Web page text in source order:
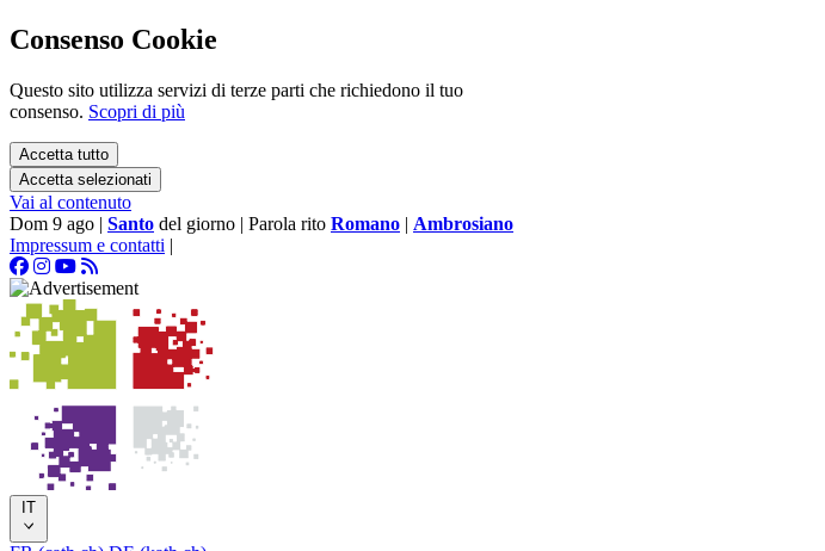
Consenso Cookie
Questo sito utilizza servizi di terze parti che richiedono il tuo
consenso. Scopri di più
Accetta tutto
Accetta selezionati
Vai al contenuto
Dom 9 ago | Santo del giorno | Parola rito Romano | Ambrosiano
Impressum e contatti |
IT